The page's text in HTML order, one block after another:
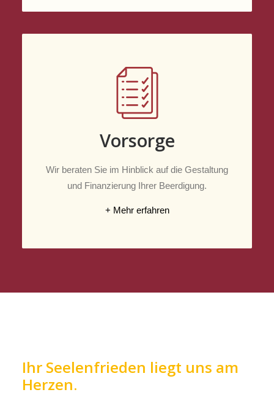
Vorsorge
Wir beraten Sie im Hinblick auf die Gestaltung
und Finanzierung Ihrer Beerdigung.
+ Mehr erfahren
Ihr Seelenfrieden liegt uns am
Herzen.